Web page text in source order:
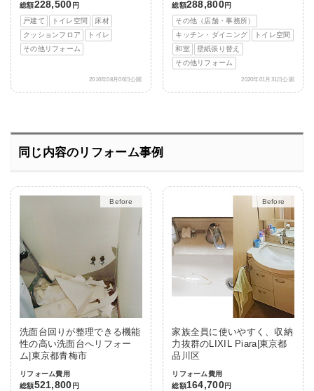
総額228,500 円
戸建て
トイレ空間
床材
クッションフロア
トイレ
その他リフォーム
2016年08月06日公開
総額288,800円
その他（店舗・事務所）
キッチン・ダイニング
トイレ空間
和室
壁紙張り替え
その他リフォーム
2020年01月31日公開
同じ内容のリフォーム事例
After
洗面台回りが整理できる機能
性の高い洗面台へリフォー
ム|東京都青梅市
リフォーム費用
総額521,800 円
After
家族全員に使いやすく、収納
力抜群のLIXIL Piara|東京都
品川区
リフォーム費用
総額164,700円